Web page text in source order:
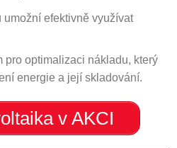
efektivně využívat
pro optimalizaci nákladu, který
energie a její skladování.
v AKCI